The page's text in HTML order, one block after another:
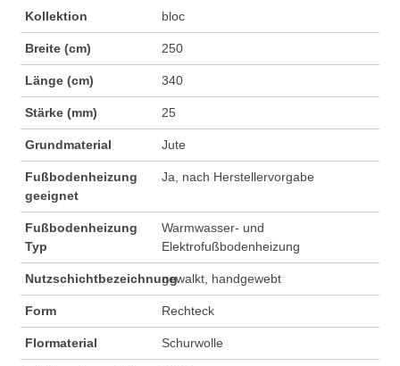
Kollektion bloc
Breite (cm) 250
Länge (cm) 340
Stärke (mm) 25
Grundmaterial Jute
Fußbodenheizung
geeignet
Ja, nach Herstellervorgabe
Fußbodenheizung
Typ
Warmwasser- und
Elektrofußbodenheizung
Nutzschichtbezeichnunggewalkt, handgewebt
Form Rechteck
Flormaterial Schurwolle